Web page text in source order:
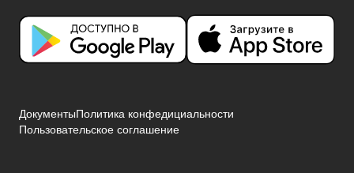
ДокументыПолитика конфедициальности
Пользовательское соглашение